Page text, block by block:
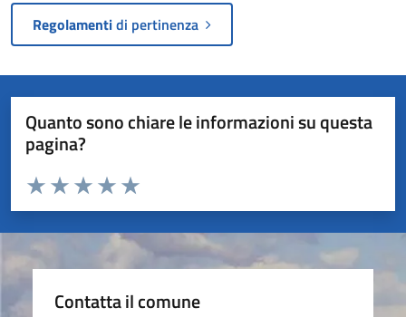
Regolamentidi pertinenza
Quanto sono chiare le informazioni su questa
pagina?
Valuta da 1 a 5 stelle la pagina
Valuta 5 stelle su 5
Valuta 4 stelle su 5
Valuta 3 stelle su 5
Valuta 2 stelle su 5
Valuta 1 stelle su 5
Contatta il comune